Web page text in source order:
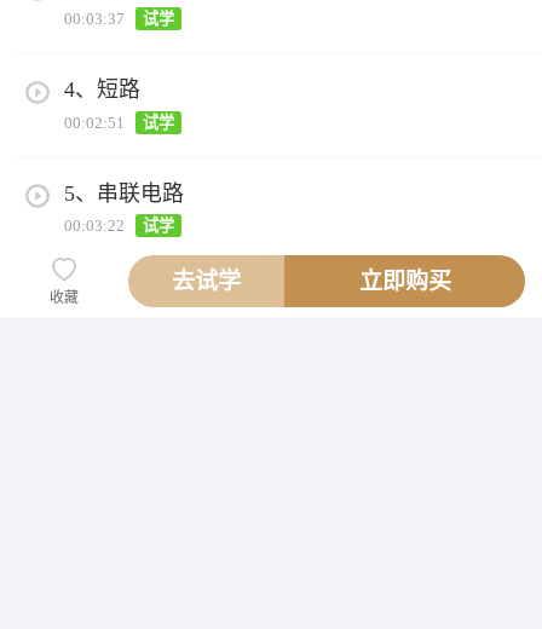
00:03:37 试学
4、短路
00:02:51 试学
5、串联电路
00:03:22 试学
6、并联电路
收藏
去试学 立即购买